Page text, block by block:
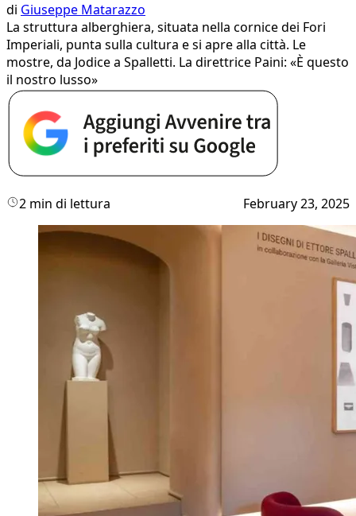
di Giuseppe Matarazzo
La struttura alberghiera, situata nella cornice dei Fori
Imperiali, punta sulla cultura e si apre alla città. Le
mostre, da Jodice a Spalletti. La direttrice Paini: «È questo
il nostro lusso»
2 min di lettura February 23, 2025